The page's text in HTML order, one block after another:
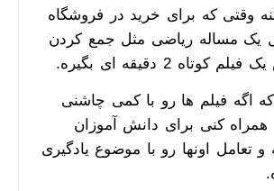
وقتی که برای خرید در فروشگاه
مساله ریاضی مثل جمع کردن
2 دقیقه ای بگیره.
که اگه فیلم ها رو با کمی چاشنی
کنی برای دانش آموزان
تعامل اونها رو با موضوع یادگیری